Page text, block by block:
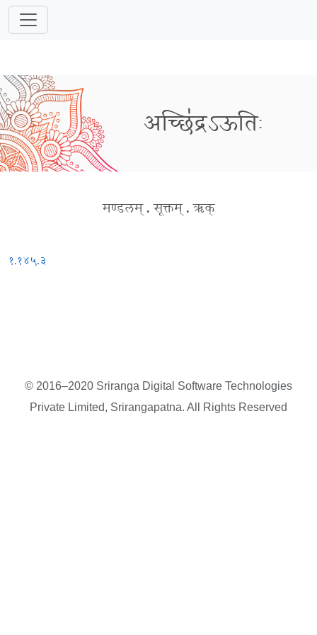
अच्छि॑द्रऽऊतिः
मण्डलम् . सूक्तम् . ऋक्
१.१४५.३
© 2016–2020 Sriranga Digital Software Technologies
Private Limited, Srirangapatna. All Rights Reserved